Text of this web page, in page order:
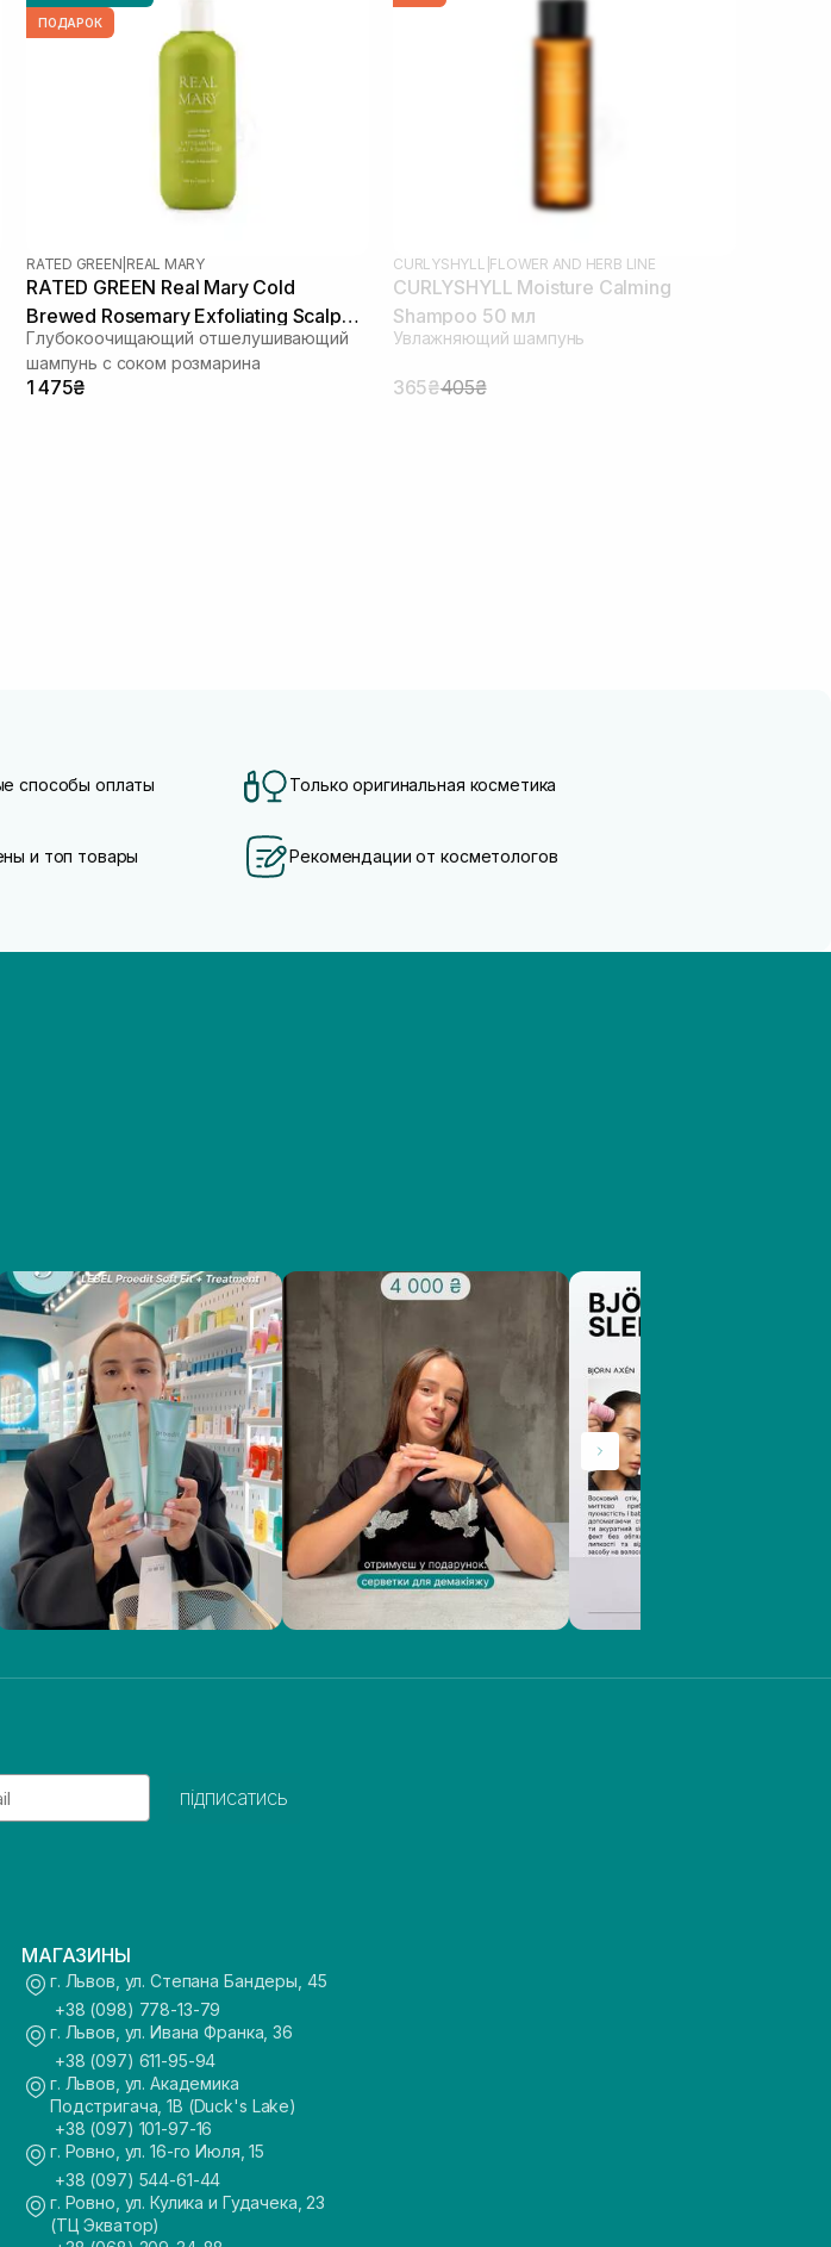
ПОДАРОК
RATED GREEN REAL MARY
RATED GREEN Real Mary Cold
Brewed Rosemary Exfoliating Scalp
Shampoo 400 ml
Глубокоочищающий отшелушивающий
шампунь с соком розмарина
1 475₴
CURLYSHYLL FLOWER AND HERB LINE
CURLYSHYLL Moisture Calming
Shampoo 50 мл
Увлажняющий шампунь
365₴405₴
способы оплаты Только оригинальная косметика
и топ товары Рекомендации от косметологов
підписатись
МАГАЗИНЫ
г. Львов, ул. Степана Бандеры, 45
+38 (098) 778-13-79
г. Львов, ул. Ивана Франка, 36
+38 (097) 611-95-94
г. Львов, ул. Академика
Подстригача, 1В (Duck's Lake)
+38 (097) 101-97-16
г. Ровно, ул. 16-го Июля, 15
+38 (097) 544-61-44
г. Ровно, ул. Кулика и Гудачека, 23
(ТЦ Экватор)